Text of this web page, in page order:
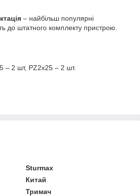
– найбільш популярні
до штатного комплекту пристрою.
– 2 шт, PZ2х25 – 2 шт.
Sturmax
Китай
Тримач